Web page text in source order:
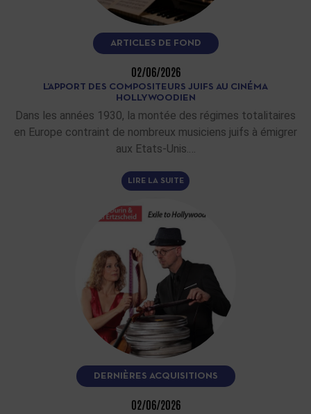
ARTICLES DE FOND
02/06/2026
L’APPORT DES COMPOSITEURS JUIFS AU CINÉMA
HOLLYWOODIEN
Dans les années 1930, la montée des régimes totalitaires
en Europe contraint de nombreux musiciens juifs à émigrer
aux Etats-Unis.…
LIRE LA SUITE
DERNIÈRES ACQUISITIONS
02/06/2026